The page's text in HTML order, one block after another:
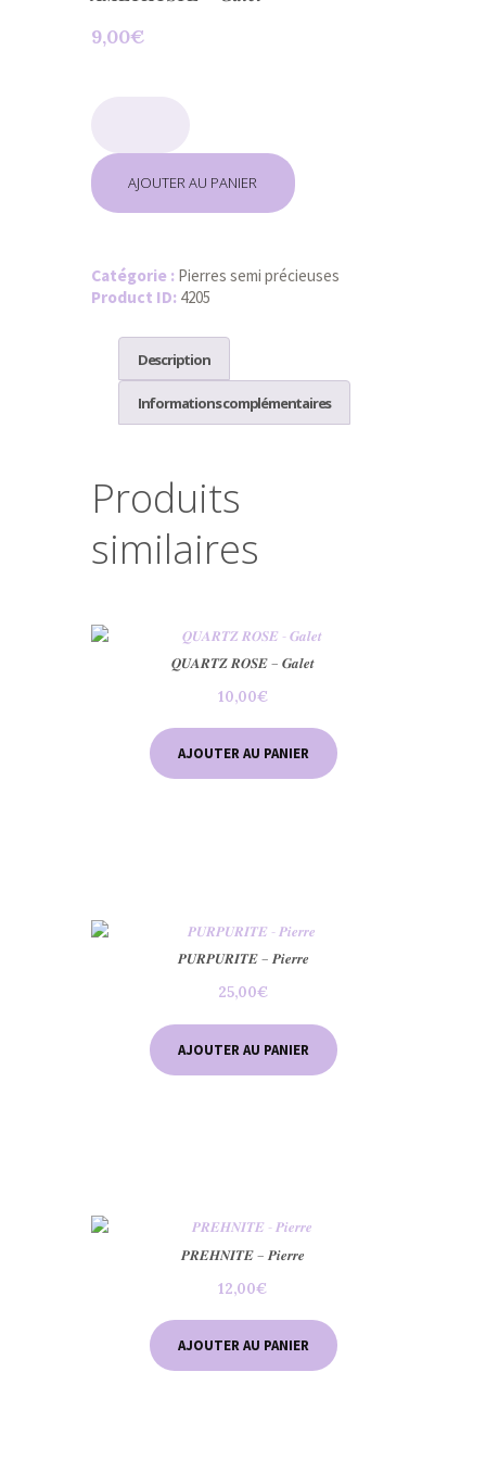
9,00€
𝑮𝒂𝒍𝒆𝒕
AJOUTER AU PANIER
Catégorie : Pierres semi précieuses
Product ID: 4205
Description
Informations complémentaires
Produits
similaires
𝑸𝑼𝑨𝑹𝑻𝒁 𝑹𝑶𝑺𝑬 – 𝑮𝒂𝒍𝒆𝒕
10,00€
AJOUTER AU PANIER
𝑷𝑼𝑹𝑷𝑼𝑹𝑰𝑻𝑬 – 𝑷𝒊𝒆𝒓𝒓𝒆
25,00€
AJOUTER AU PANIER
𝑷𝑹𝑬𝑯𝑵𝑰𝑻𝑬 – 𝑷𝒊𝒆𝒓𝒓𝒆
12,00€
AJOUTER AU PANIER